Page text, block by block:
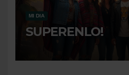
MI DIA
SUPERENLO!